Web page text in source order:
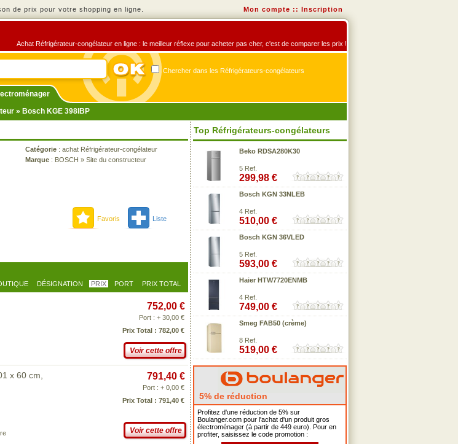
de prix pour votre shopping en ligne. Mon compte :: Inscription
Achat Réfrigérateur-congélateur en ligne : le meilleur réflexe pour acheter pas cher, c'est de comparer les prix !
Chercher dans les Réfrigérateurs-congélateurs
» Bosch KGE 398IBP
Catégorie : achat Réfrigérateur-congélateur
Marque : BOSCH » Site du constructeur
Favoris Liste
DÉSIGNATION PRIX PORT PRIX TOTAL
752,00 €
Port : + 30,00 €
Prix Total : 782,00 €
Voir cette offre
x 60 cm,
791,40 €
Port : + 0,00 €
Prix Total : 791,40 €
Voir cette offre
Top Réfrigérateurs-congélateurs
Beko RDSA280K30
5 Ref.
299,98 €
Bosch KGN 33NLEB
4 Ref.
510,00 €
Bosch KGN 36VLED
5 Ref.
593,00 €
Haier HTW7720ENMB
4 Ref.
749,00 €
Smeg FAB50 (crème)
8 Ref.
519,00 €
5% de réduction
Profitez d'une réduction de 5% sur
Boulanger.com pour l'achat d'un produit gros
électroménager (à partir de 449 euro). Pour en
profiter, saisissez le code promotion :